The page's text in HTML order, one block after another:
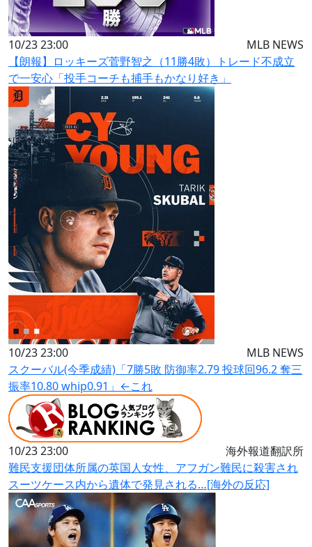
10/23 23:00
MLB NEWS
【朗報】ロッキーズ菅野智之（11勝4敗）トレード不成立
で一安心「投手コーチも捕手もかなり好き」
10/23 23:00
MLB NEWS
スクーバル(今季成績)「7勝5敗 防御率2.79 投球回96.2 奪三
振率10.80 whip0.91」←これ
10/23 23:00
海外報道翻訳所
難民支援団体所属の英国人女性、アフガン難民に殺害され
スーツケース内から遺体で発見される…[海外の反応]